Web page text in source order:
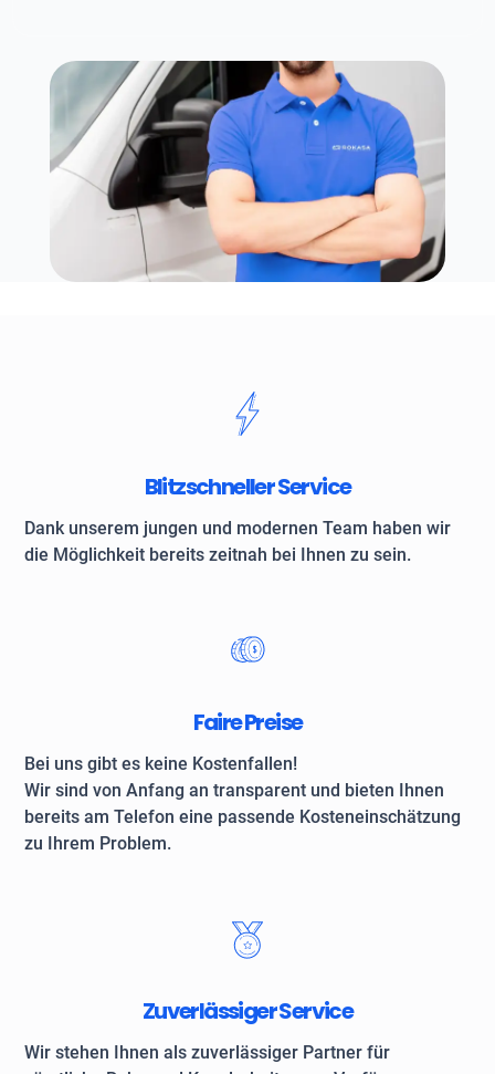
Blitzschneller Service
Dank unserem jungen und modernen Team haben wir
die Möglichkeit bereits zeitnah bei Ihnen zu sein.
Faire Preise
Bei uns gibt es keine Kostenfallen!
Wir sind von Anfang an transparent und bieten Ihnen
bereits am Telefon eine passende Kosteneinschätzung
zu Ihrem Problem.
Zuverlässiger Service
Wir stehen Ihnen als zuverlässiger Partner für